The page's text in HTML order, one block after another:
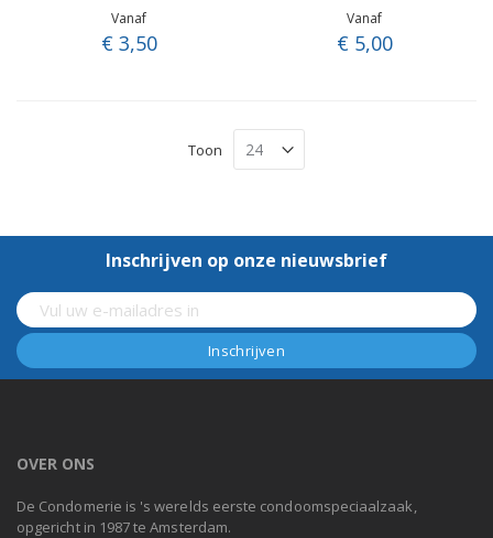
Vanaf
€ 3,50
Vanaf
€ 5,00
Toon
Inschrijven op onze nieuwsbrief
OVER ONS
De Condomerie is 's werelds eerste condoomspeciaalzaak,
opgericht in 1987 te Amsterdam.